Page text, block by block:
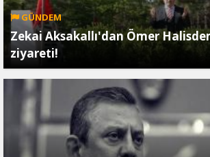
GÜNDEM
Zekai Aksakallı'dan Ömer
ziyareti!